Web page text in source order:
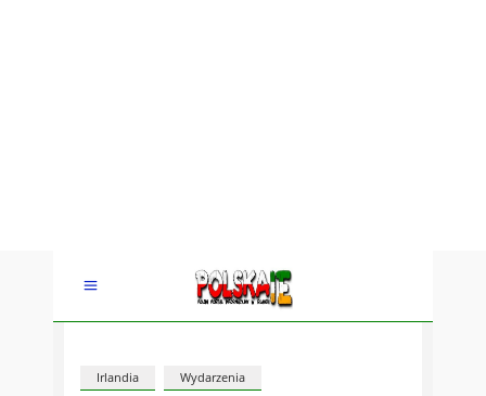
Irlandia Wydarzenia